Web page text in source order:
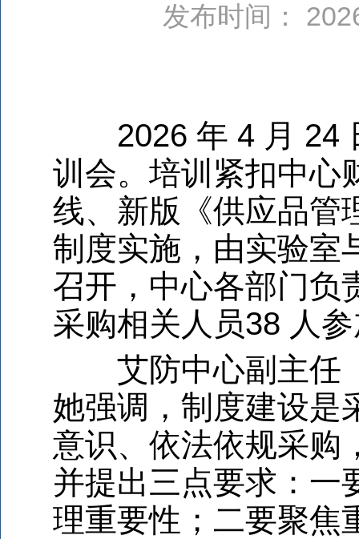
发布时间：
2026 年 4 月 24
训会。培训紧扣中心
线、新版《供应品管
制度实施，由实验室
召开，中心各部门负
采购相关人员38 人
艾防中心副主任（
她强调，制度建设是
意识、依法依规采购
并提出三点要求：一
理重要性；二要聚焦